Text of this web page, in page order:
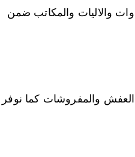
والاليات والمكاتب ضمن
والمفروشات كما نوفر